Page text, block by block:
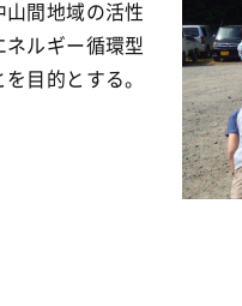
間地域の活性
ルギー循環型
目的とする。